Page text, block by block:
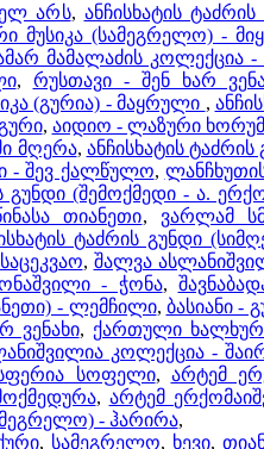
არს, ანჩისხატის
მუსიკა (სამეგრელო) -
მამალაძის კოლექცია
, რუსთავი - შენ ხარ
(გურია) - მაყრული ,
, აიდიო - ლაზური
მღერა, ანჩისხატის
- შევ ქალწულო,
გუნდი (შემოქმედი - ა.
თიანეთი, ვარლამ
ტაძრის გუნდი
, შალვა
- ჭონა,
- ლემჩილი, ბასიანი -
ვენახი, ქართული
სოფელი, არტემ
, არტემ
- ჰარირა,
, სამეგრელო, ხევი,